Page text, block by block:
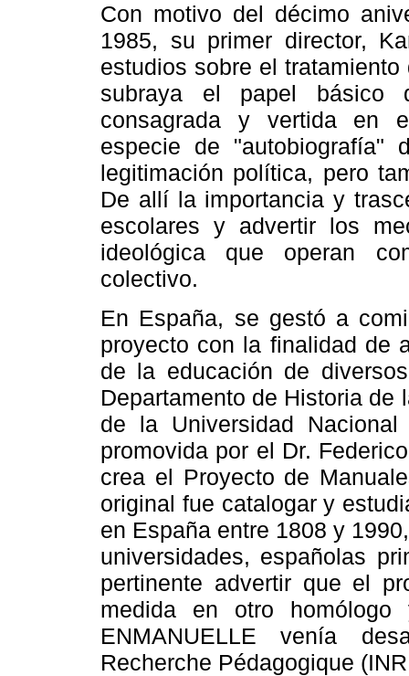
Con motivo del décimo
1985, su primer director,
estudios sobre el
subraya el papel básico
consagrada y vertida en
especie de
legitimación política, pero
De allí la importancia y
escolares y advertir los
ideológica que operan
colectivo.
En España, se gestó a
proyecto con la finalidad de
de la educación de
Departamento de Historia de
de la Universidad
promovida por el Dr.
crea el Proyecto de
original fue catalogar y
en España entre 1808 y
universidades, españolas
pertinente advertir que el
medida en otro
ENMANUELLE venía
Recherche Pédagogique